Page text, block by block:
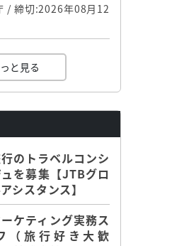
/ 締切:2026年08月12
と見る
のトラベルコンシ
を募集【JTBグロ
シスタンス】
ケティング実務ス
（旅行好き大歓